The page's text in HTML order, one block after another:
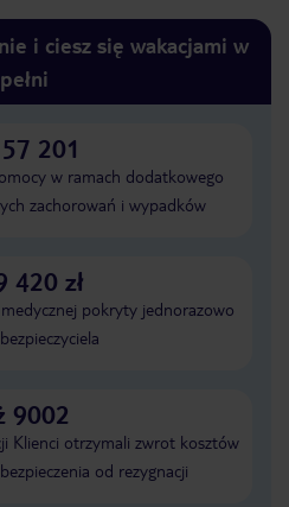
i ciesz się wakacjami w
pełni
201
w ramach dodatkowego
zachorowań i wypadków
420 zł
pokryty jednorazowo
9002
Klienci otrzymali zwrot kosztów
od rezygnacji